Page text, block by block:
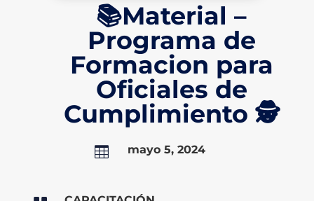
📚Material –
Programa de
Formacion para
Oficiales de
Cumplimiento 🕵️
 mayo 5, 2024